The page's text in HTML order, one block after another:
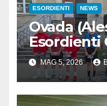
ESORDIENTI NEWS
Ovada
Esordienti
Trofeo
Andrea
Team)
MAG 5, 2026